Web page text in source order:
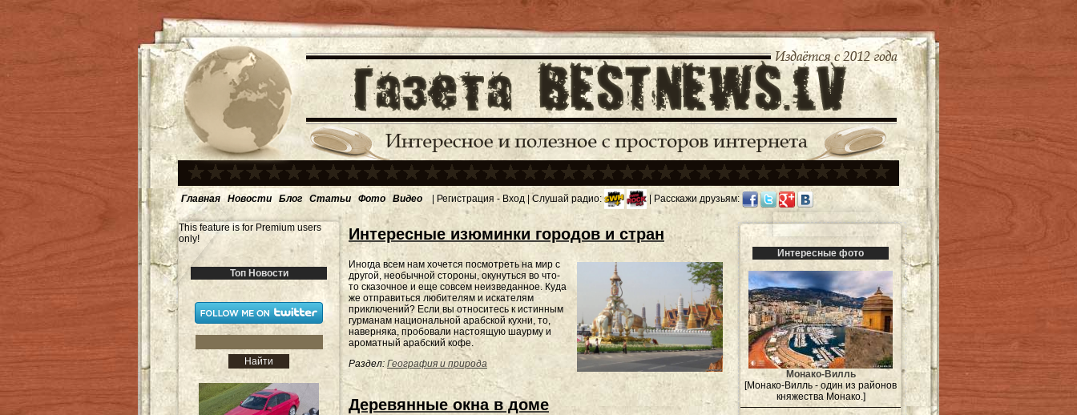
Главная Новости Блог Статьи Фото Видео | Регистрация - Вход | Слушай радио: | Расскажи друзьям:
This feature is for Premium users
only!
Топ Новости
Интересные изюминки городов и стран
Иногда всем нам хочется посмотреть на мир с
другой, необычной стороны, окунуться во что-
то сказочное и еще совсем неизведанное. Куда
же отправиться любителям и искателям
приключений? Если вы относитесь к истинным
гурманам национальной арабской кухни, то,
наверняка, пробовали настоящую шаурму и
ароматный арабский кофе.
Раздел: География и природа
Деревянные окна в доме
Интересные фото
Монако-Вилль
[Монако-Вилль - один из районов
княжества Монако.]